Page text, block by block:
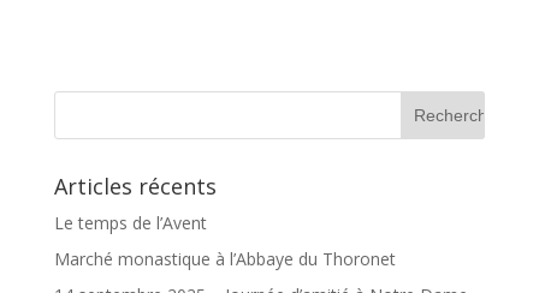
Articles récents
Le temps de l’Avent
Marché monastique à l’Abbaye du Thoronet